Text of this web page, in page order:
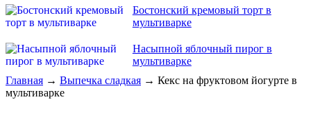
Бостонский кремовый торт в
мультиварке
Насыпной яблочный пирог в
мультиварке
Главная → Выпечка сладкая → Кекс на фруктовом йогурте в
мультиварке